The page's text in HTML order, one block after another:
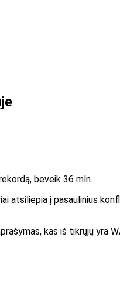
beveik 36 mln.
atsiliepia į pasaulinius
kas iš tikrųjų yra